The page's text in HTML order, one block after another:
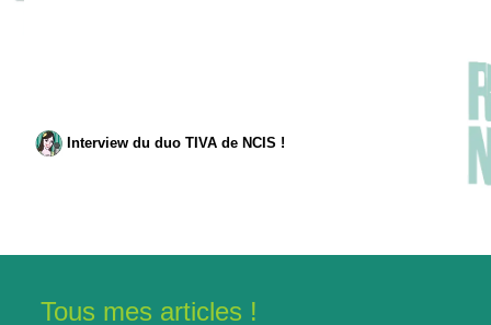
Interview du duo TIVA de NCIS !
Tous mes articles !